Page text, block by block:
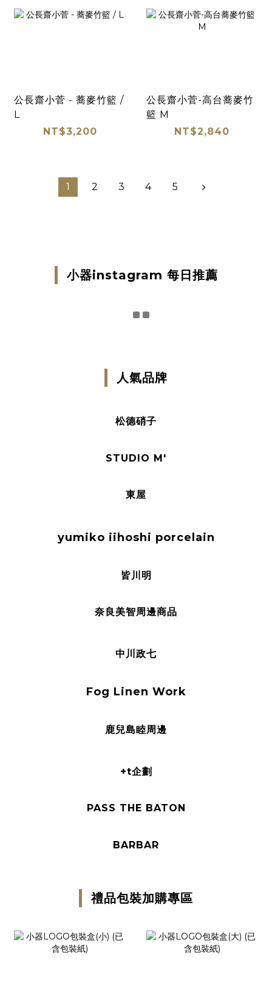
公長齋小菅 - 蕎麥竹籃 /
L
NT$3,200
公長齋小菅-高台蕎麥竹
籃 M
NT$2,840
1 2 3 4 5
小器instagram 每日推薦
人氣品牌
松德硝子
STUDIO M'
東屋
yumiko iihoshi porcelain
皆川明
奈良美智周邊商品
中川政七
Fog Linen Work
鹿兒島睦周邊
+t企劃
PASS THE BATON
BARBAR
禮品包裝加購專區